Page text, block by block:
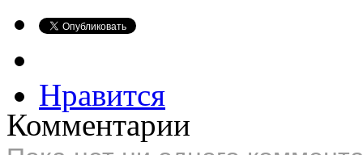
Нравится
Комментарии